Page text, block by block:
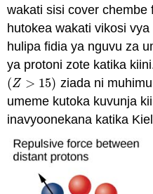
wakati sisi cover
hutokea wakati vikosi
hulipa fidia ya nguvu za
ya protoni zote katika
(Z > 15)
(Z>15)
ziada ni
umeme kutoka kuvunja
inavyoonekana katika